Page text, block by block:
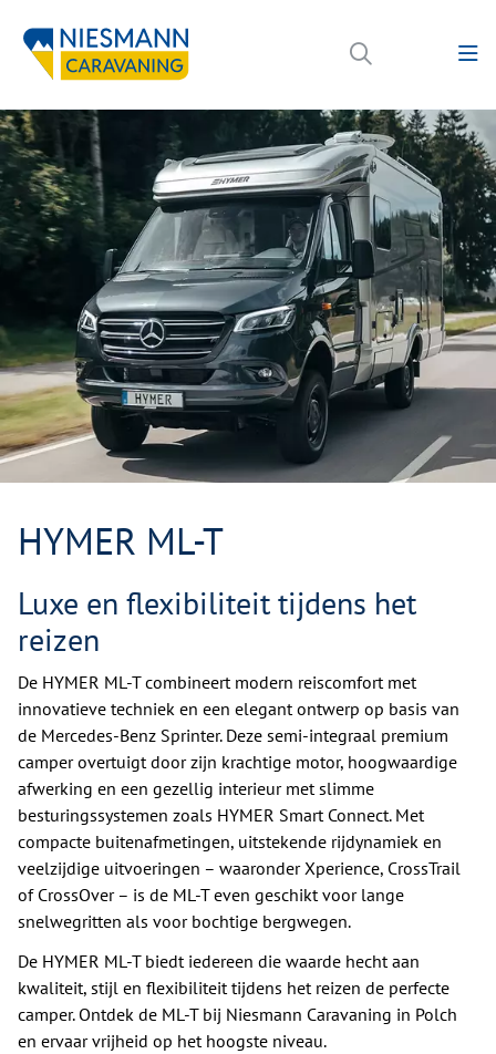
HYMER ML-T
Luxe en flexibiliteit tijdens het
reizen
De HYMER ML-T combineert modern reiscomfort met
innovatieve techniek en een elegant ontwerp op basis van
de Mercedes-Benz Sprinter. Deze semi-integraal premium
camper overtuigt door zijn krachtige motor, hoogwaardige
afwerking en een gezellig interieur met slimme
besturingssystemen zoals HYMER Smart Connect. Met
compacte buitenafmetingen, uitstekende rijdynamiek en
veelzijdige uitvoeringen – waaronder Xperience, CrossTrail
of CrossOver – is de ML-T even geschikt voor lange
snelwegritten als voor bochtige bergwegen.
De HYMER ML-T biedt iedereen die waarde hecht aan
kwaliteit, stijl en flexibiliteit tijdens het reizen de perfecte
camper. Ontdek de ML-T bij Niesmann Caravaning in Polch
en ervaar vrijheid op het hoogste niveau.